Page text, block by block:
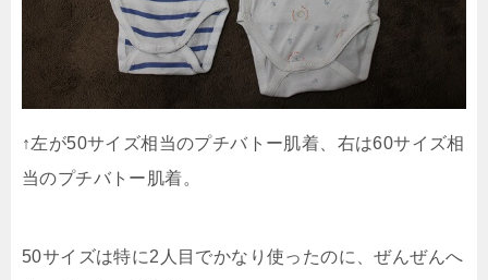
↑左が50サイズ相当のプチバトー肌着、右は60サイズ相
当のプチバトー肌着。
50サイズは特に2人目でかなり使ったのに、ぜんぜんへ